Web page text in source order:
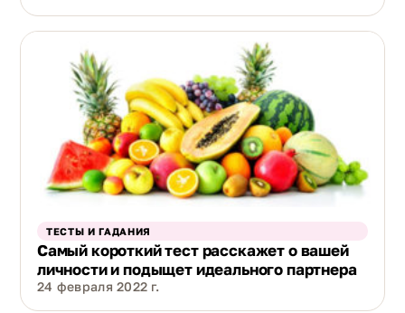
ТЕСТЫ И ГАДАНИЯ
Самый короткий тест расскажет о вашей
личности и подыщет идеального партнера
24 февраля 2022 г.